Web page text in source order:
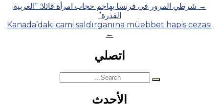
Posts
navigation
→ شرطي المرور في فرنسا يهاجم حجاب امرأة قائلا: “العربية
القذرة”
Kanada’daki cami saldırganına müebbet hapis cezası
←
اتصلي
Search
for:
الأحدث